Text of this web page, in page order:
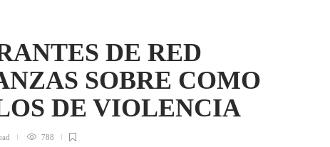
DE RED
SOBRE COMO
DE VIOLENCIA
788